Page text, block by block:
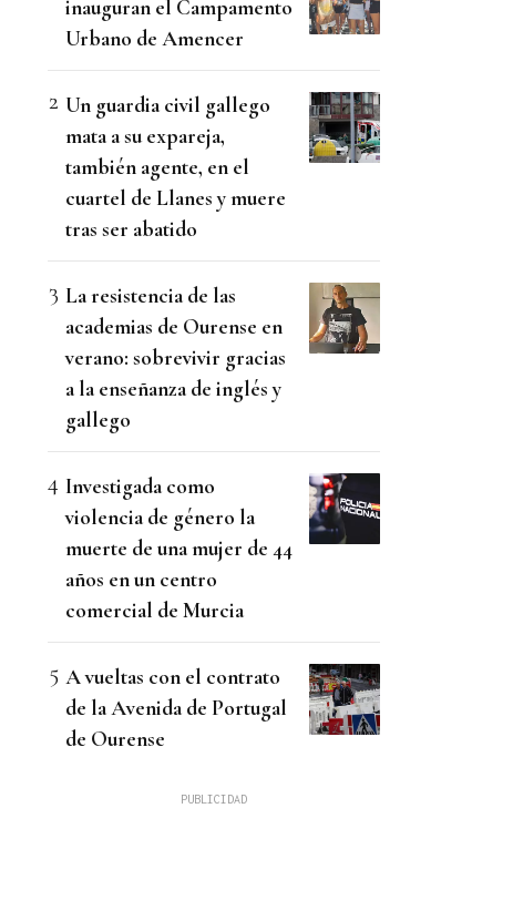
inauguran el Campamento
Urbano de Amencer
Un guardia civil gallego
mata a su expareja,
también agente, en el
cuartel de Llanes y muere
tras ser abatido
La resistencia de las
academias de Ourense en
verano: sobrevivir gracias
a la enseñanza de inglés y
gallego
Investigada como
violencia de género la
muerte de una mujer de 44
años en un centro
comercial de Murcia
A vueltas con el contrato
de la Avenida de Portugal
de Ourense